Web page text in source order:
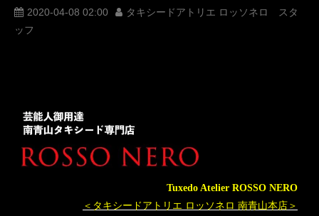
オンラインサービス オンライン接客
オンラインコンシェルジュ
2020-04-08 02:00
タキシードアトリエ ロッソネロ スタ
ッフ
Tuxedo Atelier ROSSO NERO
＜タキシードアトリエ ロッソネロ 南青山本店＞